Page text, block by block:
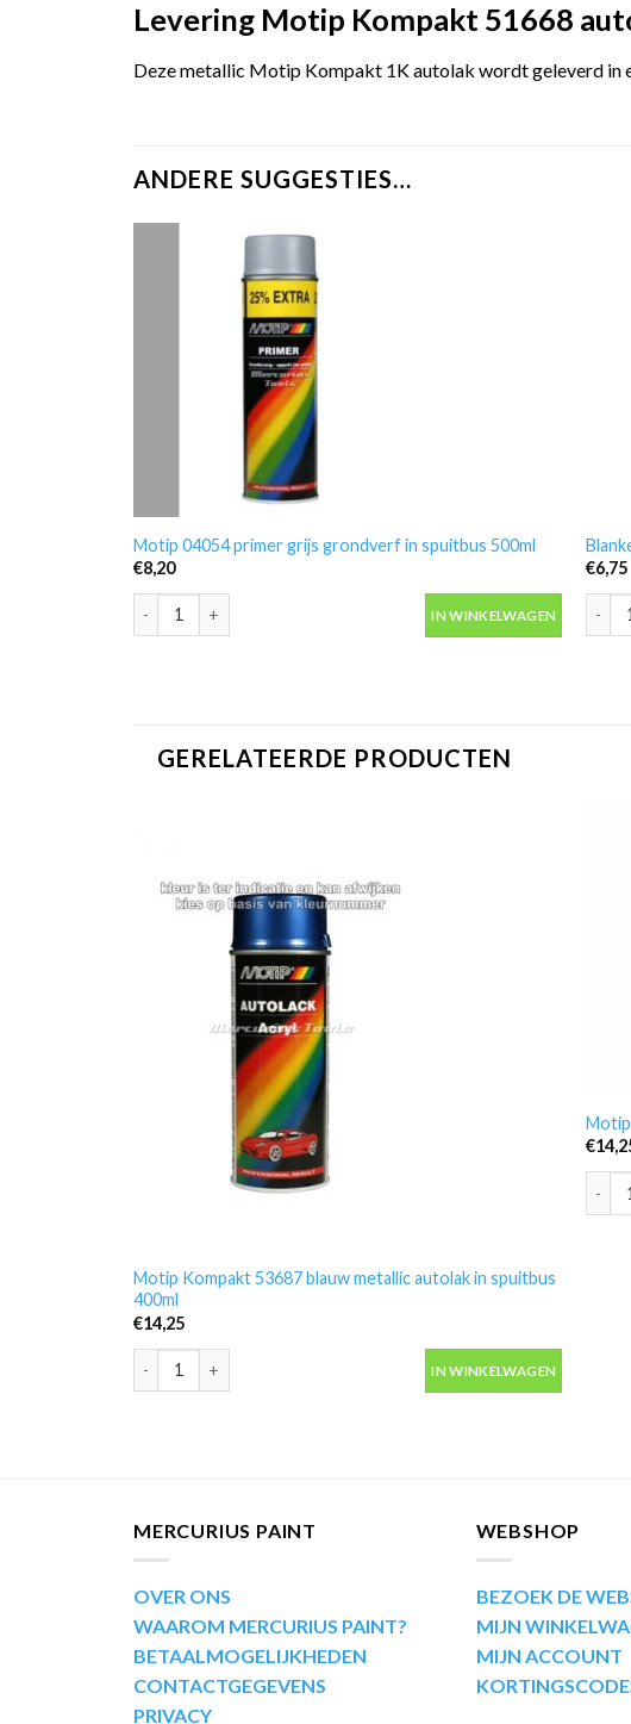
Levering Motip Kompakt 51668
Deze metallic Motip Kompakt 1K autolak wordt geleverd in
ANDERE SUGGESTIES…
Motip 04054 primer grijs grondverf in spuitbus 500ml
€8,20
Motip 04054 primer grijs grondverf in spuitbus 500ml aantal
IN WINKELWAGEN
€6,75
GERELATEERDE PRODUCTEN
Motip Kompakt 53687 blauw metallic autolak in spuitbus
400ml
€14,25
Motip Kompakt 53687 blauw metallic autolak in spuitbus 400ml
IN WINKELWAGEN
€
MERCURIUS PAINT
OVER ONS
WAAROM MERCURIUS PAINT?
BETAALMOGELIJKHEDEN
CONTACTGEGEVENS
PRIVACY
WEBSHOP
BEZOEK DE
MIJN
MIJN ACCOUNT